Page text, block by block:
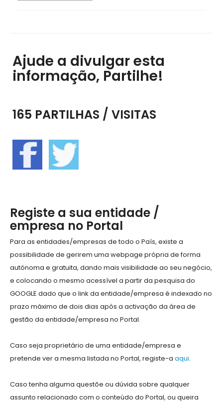
Ajude a divulgar esta
informação, Partilhe!
165 PARTILHAS / VISITAS
Registe a sua entidade /
empresa no Portal
Para as entidades/empresas de todo o País, existe a
possibilidade de gerirem uma webpage própria de forma
autónoma e gratuita, dando mais visibilidade ao seu negócio,
e colocando o mesmo acessível a partir da pesquisa do
GOOGLE dado que o link da entidade/empresa é indexado no
prazo máximo de dois dias após a activação da área de
gestão da entidade/empresa no Portal.
Caso seja proprietário de uma entidade/empresa e
pretende ver a mesma listada no Portal, registe-a aqui.
Caso tenha alguma questõe ou dúvida sobre qualquer
assunto relacionado com o conteúdo do Portal, ou queira